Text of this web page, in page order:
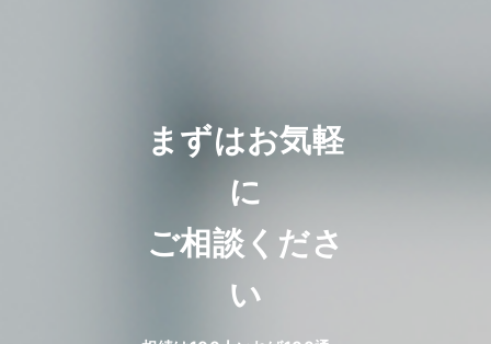
まずはお気軽
に
ご相談くださ
い